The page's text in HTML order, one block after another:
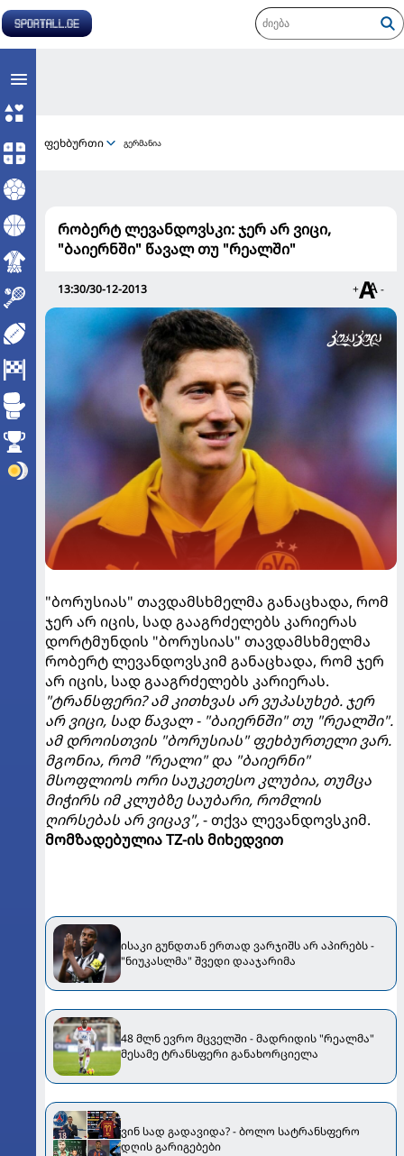
ფეხბურთი გერმანია
რობერტ ლევანდოვსკი: ჯერ არ ვიცი,
"ბაიერნში" წავალ თუ "რეალში"
13:30/30-12-2013 + -
"ბორუსიას" თავდამსხმელმა განაცხადა, რომ
ჯერ არ იცის, სად გააგრძელებს კარიერას
დორტმუნდის "ბორუსიას" თავდამსხმელმა
რობერტ ლევანდოვსკიმ განაცხადა, რომ ჯერ
არ იცის, სად გააგრძელებს კარიერას.
"ტრანსფერი? ამ კითხვას არ ვუპასუხებ. ჯერ
არ ვიცი, სად წავალ - "ბაიერნში" თუ "რეალში".
ამ დროისთვის "ბორუსიას" ფეხბურთელი ვარ.
მგონია, რომ "რეალი" და "ბაიერნი"
მსოფლიოს ორი საუკეთესო კლუბია, თუმცა
მიჭირს იმ კლუბზე საუბარი, რომლის
ღირსებას არ ვიცავ",- თქვა ლევანდოვსკიმ.
მომზადებულია TZ-ის მიხედვით
ისაკი გუნდთან ერთად ვარჯიშს არ აპირებს -
"ნიუკასლმა" შვედი დააჯარიმა
48 მლნ ევრო მცველში - მადრიდის "რეალმა"
მესამე ტრანსფერი განახორციელა
ვინ სად გადავიდა? - ბოლო სატრანსფერო
დღის გარიგებები